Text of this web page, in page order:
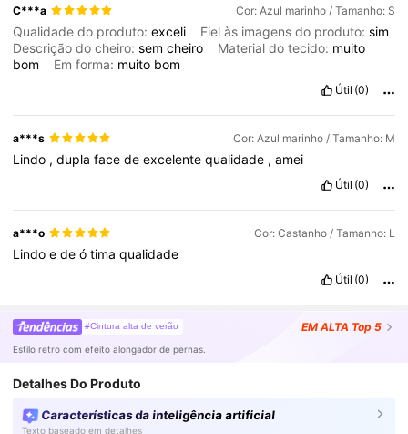
C***a Cor: Azul marinho / Tamanho: S
Qualidade do produto:exceli Fiel às imagens do produto:sim
Descrição do cheiro:semcheiro Material do tecido: muito
bom
Em forma: muito bom
Útil (0)
a***s Cor: Azul marinho / Tamanho: M
Lindo ,duplafacedeexcelentequalidade ,amei
Útil (0)
a***o Cor: Castanho / Tamanho: L
Lindoedeótimaqualidade
Útil (0)
#Cintura alta de verão EM ALTA Top 5
Estilo retro com efeito alongador de pernas.
Detalhes Do Produto
Características da inteligência artificial
Texto baseado em detalhes